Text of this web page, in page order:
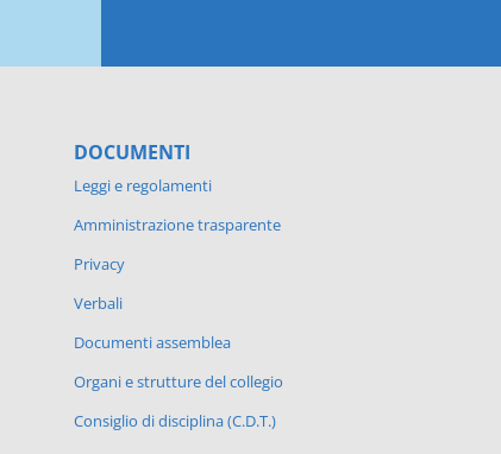
DOCUMENTI
Leggi e regolamenti
Amministrazione trasparente
Privacy
Verbali
Documenti assemblea
Organi e strutture del collegio
Consiglio di disciplina (C.D.T.)